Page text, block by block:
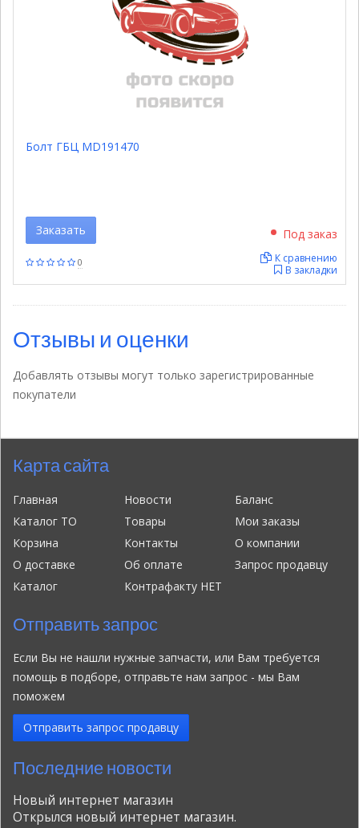
Болт ГБЦ MD191470
0
Под заказ
В закладки
К сравнению
Заказать
Отзывы и оценки
Добавлять отзывы могут только зарегистрированные
покупатели
Карта сайта
Главная Новости
Баланс
Каталог ТО
Товары
Мои заказы
Корзина
Контакты
О компании
О доставке
Об оплате
Запрос продавцу
Каталог
Контрафакту НЕТ
Отправить запрос
Если Вы не нашли нужные запчасти, или Вам требуется
помощь в подборе, отправьте нам запрос - мы Вам
поможем
Отправить запрос продавцу
Последние новости
Новый интернет магазин
Открылся новый интернет магазин.